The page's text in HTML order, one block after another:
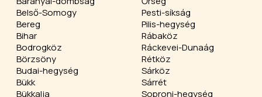
Belső-Somogy
Bereg
Bihar
Bodrogköz
Börzsöny
Budai-hegység
Bükk
Bükkalja
Pesti-síkság
Pilis-hegység
Rábaköz
Ráckevei-Dunaág
Rétköz
Sárköz
Sárrét
Soproni-hegység